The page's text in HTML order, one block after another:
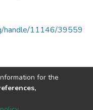
handle/11146/39559
for the